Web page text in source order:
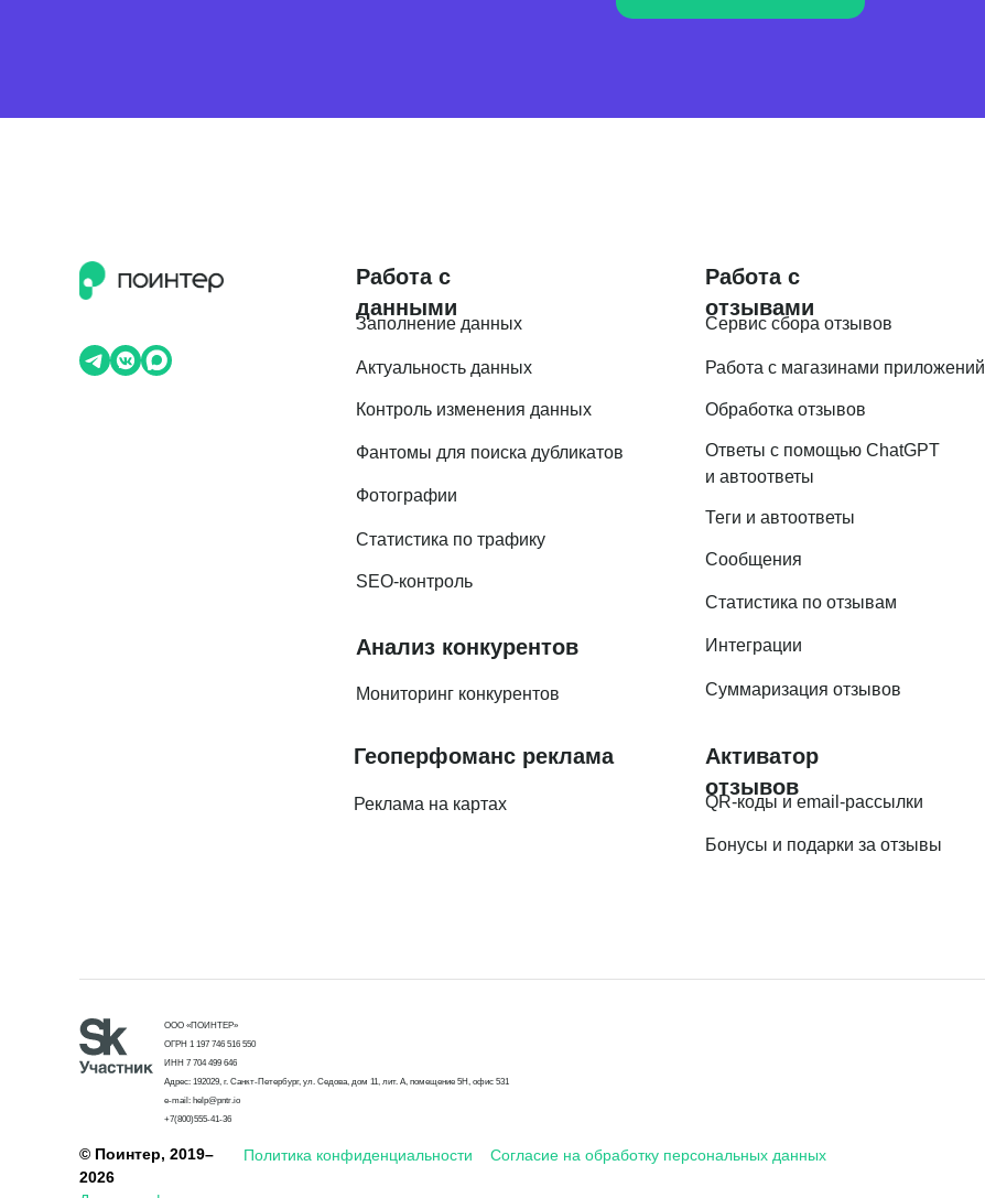
Работа с
данными
Заполнение данных
Актуальность данных
Контроль изменения данных
Фантомы для поиска дубликатов
Фотографии
Статистика по трафику
SEO-контроль
Работа с
отзывами
Сервис сбора отзывов
Работа с магазинами приложений
Обработка отзывов
Ответы с помощью ChatGPT
и автоответы
Теги и автоответы
Сообщения
Статистика по отзывам
Суммаризация отзывов
Интеграции
Активатор
отзывов
QR-коды и email-рассылки
Бонусы и подарки за отзывы
Анализ конкурентов
Мониторинг конкурентов
Реклама на картах
Геоперфоманс реклама
ООО «ПОИНТЕР»
ОГРН 1 197 746 516 550
ИНН 7 704 499 646
Адрес: 192029, г. Санкт-Петербург, ул. Седова, дом 11, лит. А, помещение 5Н, офис 531
e-mail: help@pntr.io
+7(800)555-41-36
© Поинтер, 2019–
2026
Политика конфиденциальности Согласие на обработку персональных данных